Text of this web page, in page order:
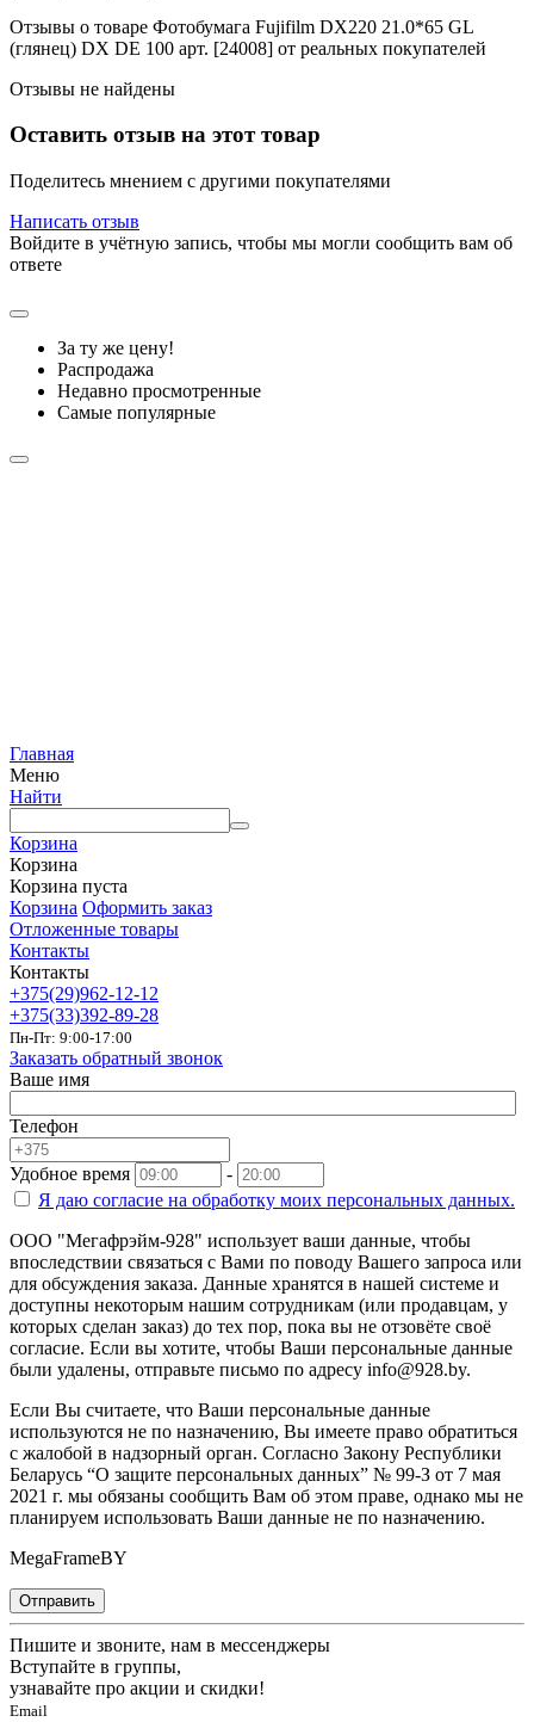
Отзывы о товаре Фотобумага Fujifilm DX220 21.0*65 GL
(глянец) DX DE 100 арт. [24008] от реальных покупателей
Отзывы не найдены
Оставить отзыв на этот товар
Поделитесь мнением с другими покупателями
Написать отзыв
Войдите в учётную запись, чтобы мы могли сообщить вам об
ответе
За ту же цену!
Распродажа
Недавно просмотренные
Самые популярные
Главная
Меню
Найти
Корзина
Корзина
Корзина пуста
Корзина Оформить заказ
Отложенные товары
Контакты
Контакты
+375(29)962-12-12
+375(33)392-89-28
Пн-Пт: 9:00-17:00
Заказать обратный звонок
Ваше имя
Телефон
Удобное время
-
Я даю согласие на обработку моих персональных данных.
ООО "Мегафрэйм-928" использует ваши данные, чтобы
впоследствии связаться с Вами по поводу Вашего запроса или
для обсуждения заказа. Данные хранятся в нашей системе и
доступны некоторым нашим сотрудникам (или продавцам, у
которых сделан заказ) до тех пор, пока вы не отзовёте своё
согласие. Если вы хотите, чтобы Ваши персональные данные
были удалены, отправьте письмо по адресу info@928.by.
Если Вы считаете, что Ваши персональные данные
используются не по назначению, Вы имеете право обратиться
с жалобой в надзорный орган. Согласно Закону Республики
Беларусь “О защите персональных данных” № 99-З от 7 мая
2021 г. мы обязаны сообщить Вам об этом праве, однако мы не
планируем использовать Ваши данные не по назначению.
MegaFrameBY
Отправить
Пишите и звоните, нам в мессенджеры
Вступайте в группы,
узнавайте про акции и скидки!
Email